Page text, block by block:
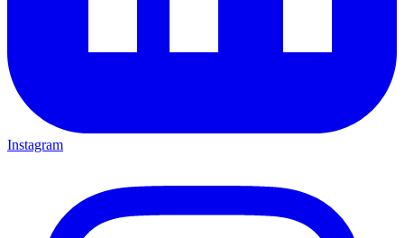
Instagram